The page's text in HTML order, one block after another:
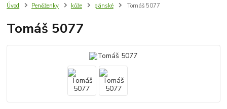
Úvod Peněženky kůže pánské Tomáš 5077
Tomáš 5077